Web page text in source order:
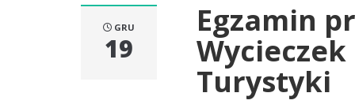
GRU
19
Egzamin
Turystyki